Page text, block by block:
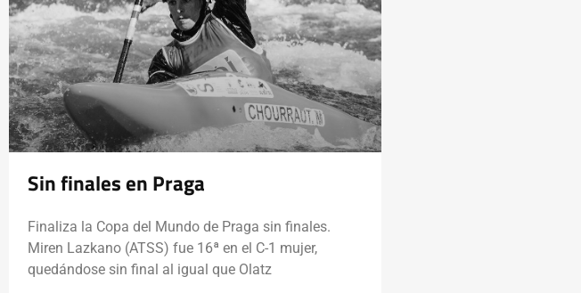
Sin finales en Praga
Finaliza la Copa del Mundo de Praga sin finales.
Miren Lazkano (ATSS) fue 16ª en el C-1 mujer,
quedándose sin final al igual que Olatz